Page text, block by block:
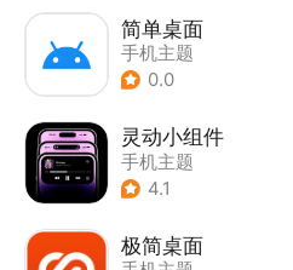
简单桌面
手机主题
0.0
灵动小组件
手机主题
4.1
极简桌面